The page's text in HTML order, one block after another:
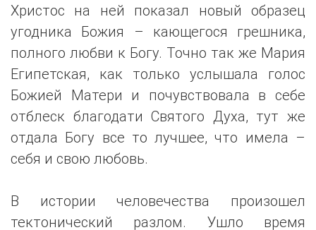
Христос на ней показал новый образец
угодника Божия – кающегося грешника,
полного любви к Богу. Точно так же Мария
Египетская, как только услышала голос
Божией Матери и почувствовала в себе
отблеск благодати Святого Духа, тут же
отдала Богу все то лучшее, что имела –
себя и свою любовь.
В истории человечества произошел
тектонический разлом. Ушло время